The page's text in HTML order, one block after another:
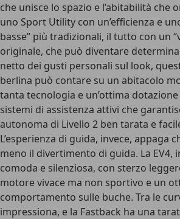
che unisce lo spazio e l’abitabilità che
uno Sport Utility con un’efficienza e
basse” più tradizionali, il tutto con un
originale, che può diventare
netto dei gusti personali sul look,
berlina può contare su un abitacolo
tanta tecnologia e un’ottima
sistemi di assistenza attivi che
autonoma di Livello 2 ben tarata e
L’esperienza di guida, invece, appaga
meno il divertimento di guida. La EV4,
comoda e silenziosa, con sterzo
motore vivace ma non sportivo e un
comportamento sulle buche. Tra le
impressiona, e la Fastback ha una